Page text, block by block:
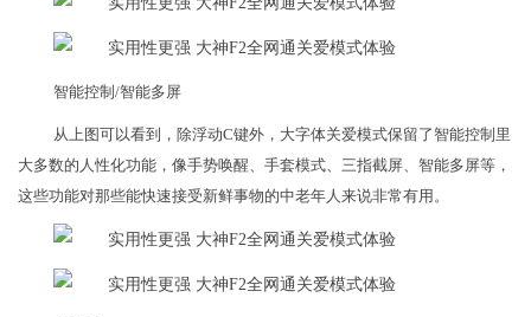
智能控制/智能多屏
从上图可以看到，除浮动C键外，大字体关爱模式保留了智能控制里
大多数的人性化功能，像手势唤醒、手套模式、三指截屏、智能多屏等，
这些功能对那些能快速接受新鲜事物的中老年人来说非常有用。